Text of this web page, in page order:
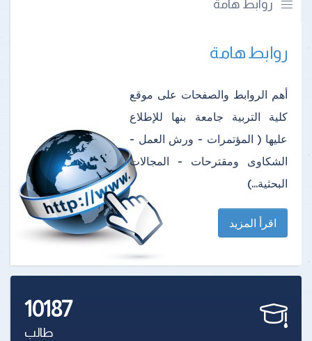
روابط هامة
روابط هامة
أهم الروابط والصفحات على موقع
كلية التربية جامعة بنها للإطلاع
عليها ( المؤتمرات - ورش العمل -
الشكاوى ومقترحات - المجالات
البحثية...)
اقرأ المزيد
10187
طالب